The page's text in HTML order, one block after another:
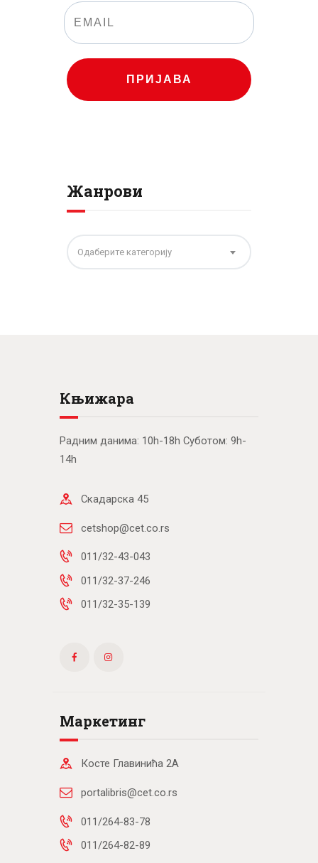
ПРИЈАВА
Жанрови
Одаберите категорију
Књижара
Радним данима: 10h-18h Суботом: 9h-
14h
Скадарска 45
cetshop@cet.co.rs
011/32-43-043
011/32-37-246
011/32-35-139
Маркетинг
Косте Главинића 2А
portalibris@cet.co.rs
011/264-83-78
011/264-82-89